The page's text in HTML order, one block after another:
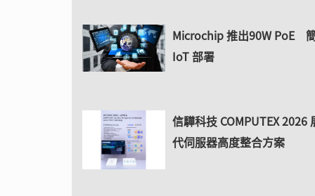
Microchip 推出90W PoE
IoT 部署
信驊科技 COMPUTEX 2026
代伺服器高度整合方案